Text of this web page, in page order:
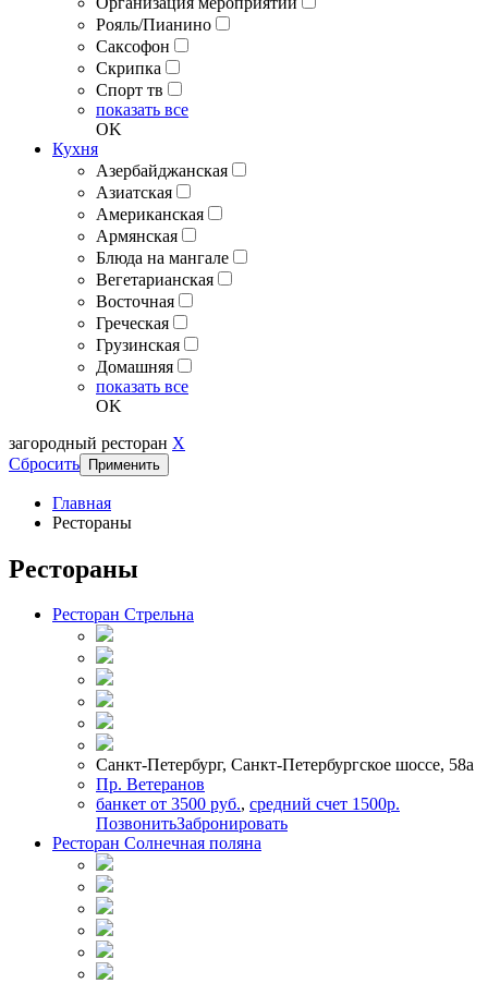
Рояль/Пианино
Саксофон
Скрипка
Спорт тв
показать все
OK
Кухня
Азербайджанская
Азиатская
Американская
Армянская
Блюда на мангале
Вегетарианская
Восточная
Греческая
Грузинская
Домашняя
показать все
OK
загородный ресторан X
Сбросить Применить
Главная
Рестораны
Рестораны
Ресторан Стрельна
Санкт-Петербург, Санкт-Петербургское шоссе, 58а
Пр. Ветеранов
банкет от 3500 руб., средний счет 1500р.
ПозвонитьЗабронировать
Ресторан Солнечная поляна